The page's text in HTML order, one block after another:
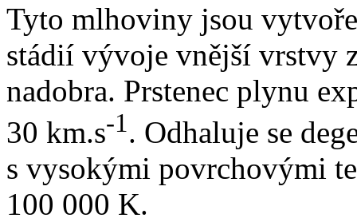
Tyto mlhoviny jsou
stádií vývoje vnější vrstvy
nadobra. Prstenec plynu
30 km.s-1. Odhaluje se
s vysokými povrchovými
100 000 K.